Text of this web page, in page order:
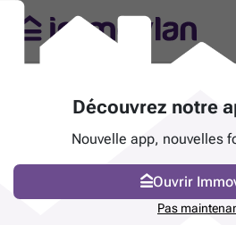
Découvrez notre
Nouvelle app, nouvelles
Ouvrir
Pas